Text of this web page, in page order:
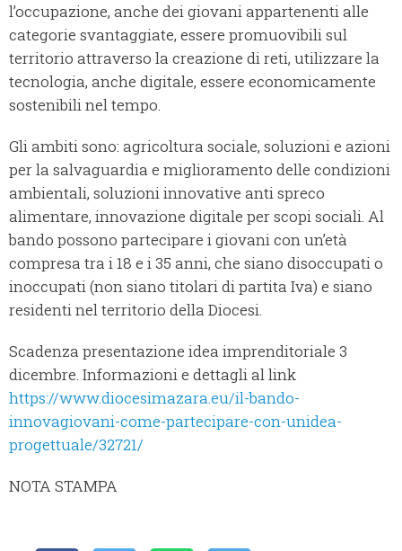
l’occupazione, anche dei giovani appartenenti alle
categorie svantaggiate, essere promuovibili sul
territorio attraverso la creazione di reti, utilizzare la
tecnologia, anche digitale, essere economicamente
sostenibili nel tempo.
Gli ambiti sono: agricoltura sociale, soluzioni e azioni
per la salvaguardia e miglioramento delle condizioni
ambientali, soluzioni innovative anti spreco
alimentare, innovazione digitale per scopi sociali. Al
bando possono partecipare i giovani con un’età
compresa tra i 18 e i 35 anni, che siano disoccupati o
inoccupati (non siano titolari di partita Iva) e siano
residenti nel territorio della Diocesi.
Scadenza presentazione idea imprenditoriale 3
dicembre. Informazioni e dettagli al link
https://www.diocesimazara.eu/il-bando-
innovagiovani-come-partecipare-con-unidea-
progettuale/32721/
NOTA STAMPA